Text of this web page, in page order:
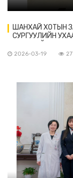
ШАНХАЙ ХОТЫН
СУРГУУЛИЙН
ДЭД ЗАХИРАЛ,
2026-03-19